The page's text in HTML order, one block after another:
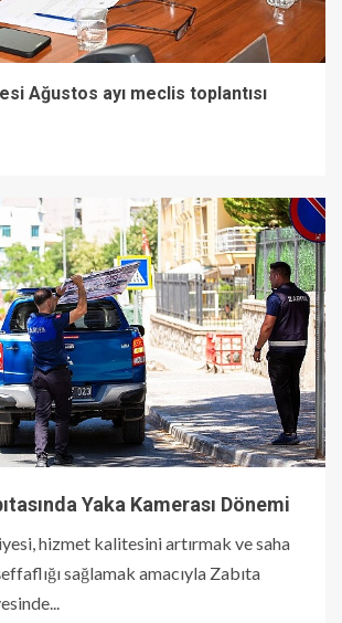
Ağustos ayı meclis toplantısı
Yaka Kamerası Dönemi
hizmet kalitesini artırmak ve saha
sağlamak amacıyla Zabıta